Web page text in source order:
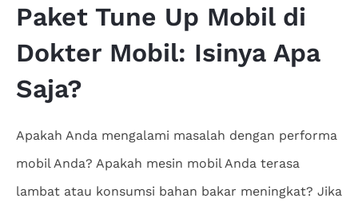
Paket Tune Up Mobil di
Dokter Mobil: Isinya Apa
Saja?
Apakah Anda mengalami masalah dengan performa
mobil Anda? Apakah mesin mobil Anda terasa
lambat atau konsumsi bahan bakar meningkat? Jika